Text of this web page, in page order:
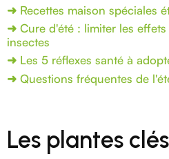
Recettes maison spéciales
Cure d'été : limiter les
insectes
Les 5 réflexes santé à
Questions fréquentes de
Les plantes clés